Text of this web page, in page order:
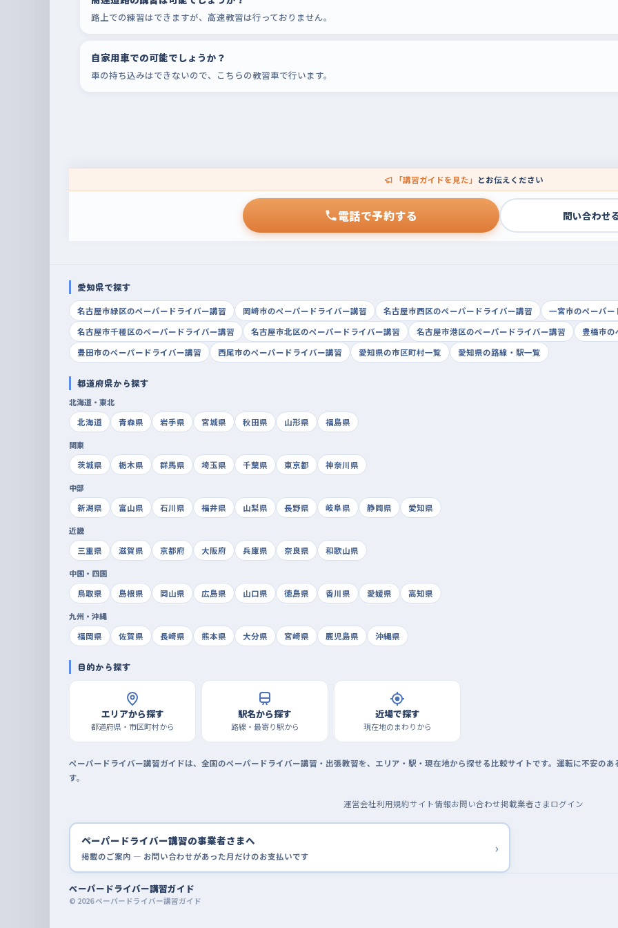
路上での練習はできますが、高速教習は行っておりません。
自家用車での可能でしょうか？
車の持ち込みはできないので、こちらの教習車で行います。
「講習ガイドを見た」 とお伝えください
電話で予約する 問い合わせ
愛知県で探す
名古屋市緑区のペーパードライバー講習 岡崎市のペーパードライバー講習 名古屋市西区のペーパードライバー講習
一宮市のペーパ
名古屋市千種区のペーパードライバー講習
名古屋市北区のペーパードライバー講習 名古屋市港区のペーパードライバー講習
豊橋市の
豊田市のペーパードライバー講習
西尾市のペーパードライバー講習 愛知県の市区町村一覧 愛知県の路線・駅一覧
都道府県から探す
北海道・東北
北海道
青森県 岩手県 宮城県 秋田県 山形県 福島県
関東
茨城県
栃木県 群馬県 埼玉県 千葉県 東京都 神奈川県
中部
新潟県
富山県 石川県 福井県 山梨県 長野県 岐阜県 静岡県 愛知県
近畿
三重県
滋賀県 京都府 大阪府 兵庫県 奈良県 和歌山県
中国・四国
鳥取県
島根県 岡山県 広島県 山口県 徳島県 香川県 愛媛県 高知県
九州・沖縄
福岡県
佐賀県 長崎県 熊本県 大分県 宮崎県 鹿児島県 沖縄県
目的から探す
エリアから探す
都道府県・市区町村から
駅名から探す
路線・最寄り駅から
近場で探す
現在地のまわりから
ペーパードライバー講習ガイドは、全国のペーパードライバー講習・出張教習を、エリア・駅・現在地から探せる比較サイトです。運転に不安の
す。
運営会社利用規約サイト情報お問い合わせ掲載業者さまログイン
ペーパードライバー講習の事業者さまへ
掲載のご案内 — お問い合わせがあった月だけのお支払いです ›
ペーパードライバー講習ガイド
© 2026 ペーパードライバー講習ガイド